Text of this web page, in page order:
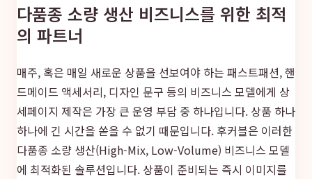
다품종 소량 생산 비즈니스를 위한 최적
의 파트너
매주, 혹은 매일 새로운 상품을 선보여야 하는 패스트패션, 핸
드메이드 액세서리, 디자인 문구 등의 비즈니스 모델에게 상
세페이지 제작은 가장 큰 운영 부담 중 하나입니다. 상품 하나
하나에 긴 시간을 쏟을 수 없기 때문입니다. 후커블은 이러한
다품종 소량 생산(High-Mix, Low-Volume) 비즈니스 모델
에 최적화된 솔루션입니다. 상품이 준비되는 즉시 이미지를